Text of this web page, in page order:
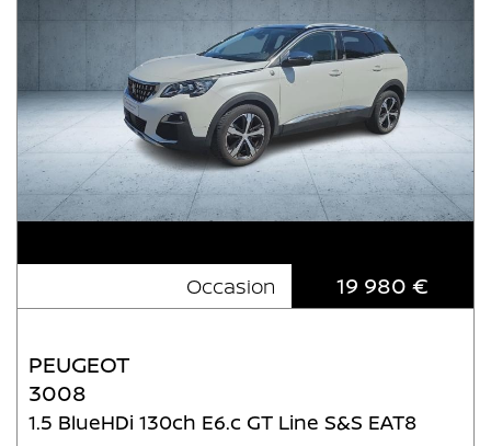
Occasion 19 980 €
PEUGEOT
3008
1.5 BlueHDi 130ch E6.c GT Line S&S EAT8